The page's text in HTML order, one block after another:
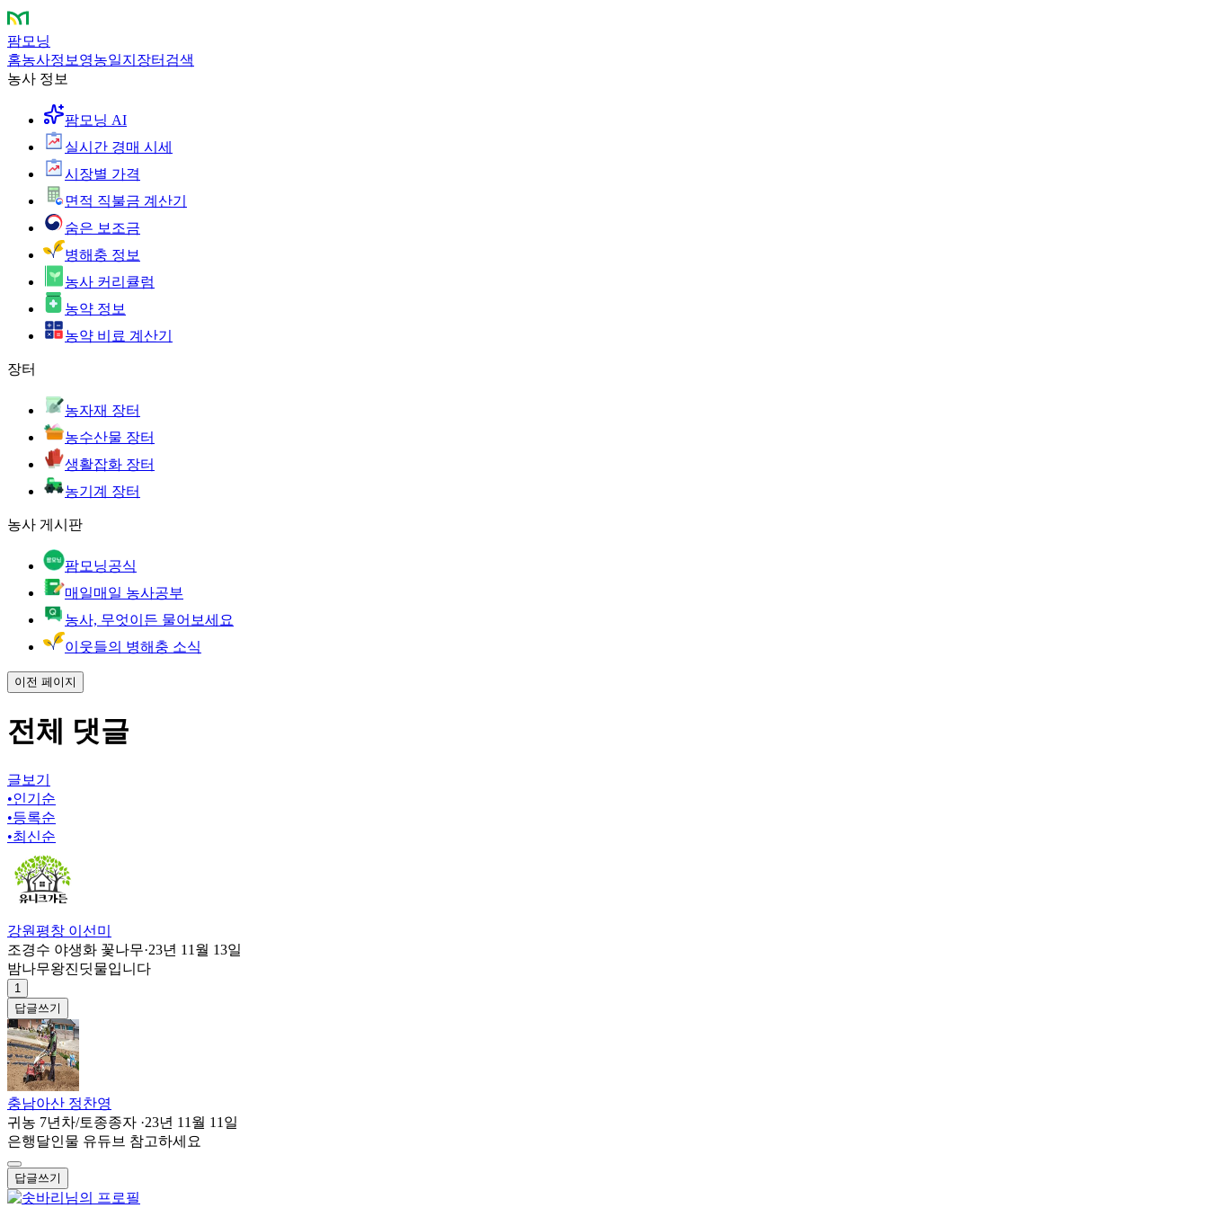
팜모닝
홈농사정보 영농일지 장터 검색
농사 정보
팜모닝 AI
실시간 경매 시세
시장별 가격
면적 직불금 계산기
숨은 보조금
병해충 정보
농사 커리큘럼
농약 정보
농약 비료 계산기
장터
농자재 장터
농수산물 장터
생활잡화 장터
농기계 장터
농사 게시판
팜모닝공식
매일매일 농사공부
농사, 무엇이든 물어보세요
이웃들의 병해충 소식
이전 페이지
전체 댓글
글보기
•인기순
•등록순
•최신순
강원평창 이선미
조경수 야생화 꽃나무·23년 11월 13일
밤나무왕진딧물입니다
1
답글쓰기
충남아산 정찬영
귀농 7년차/토종종자 ·23년 11월 11일
은행달인물 유듀브 참고하세요
답글쓰기